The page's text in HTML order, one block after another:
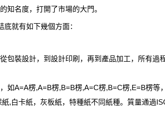
知名度，打開了市場的大門。
就有如下幾個方面：
裝設計，到設計印刷，再到產品加工，所有過
A=A楞,A=B楞,B=B楞,A=C楞,B=C楞,E=B楞等
,白卡紙，灰板紙，特種紙不同紙種。質量通過